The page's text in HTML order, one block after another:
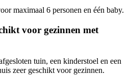
maximaal 6 personen en één baby.
voor gezinnen met
tuin, een kinderstoel en een
zeer geschikt voor gezinnen.